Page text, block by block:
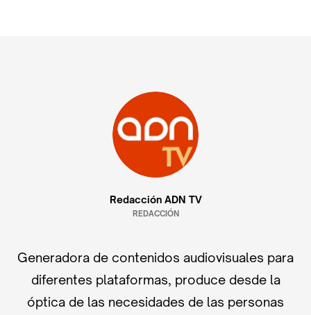
Redacción ADN TV
REDACCIÓN
Generadora de contenidos audiovisuales para
diferentes plataformas, produce desde la
óptica de las necesidades de las personas